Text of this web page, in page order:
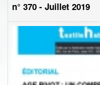
n° 370 - Juillet 2019